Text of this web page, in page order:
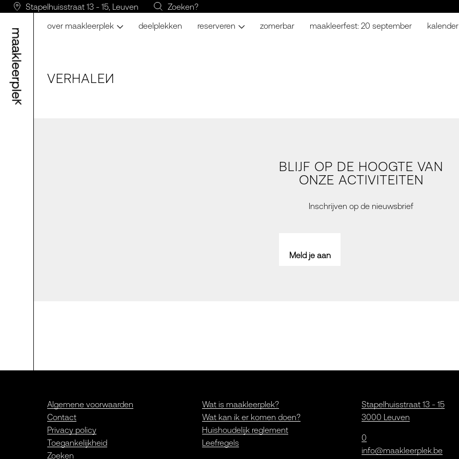
Stapelhuisstraat 13 - 15, Leuven Zoeken?
over maakleerplek deelplekken reserveren zomerbar maakleerfest: 20 september kalender
VERHALEN
BLIJF OP DE HOOGTE VAN
ONZE ACTIVITEITEN
Inschrijven op de nieuwsbrief
Meld je aan
Algemene voorwaarden
Contact
Privacy policy
Toegankelijkheid
Zoeken
Wat is maakleerplek?
Wat kan ik er komen doen?
Huishoudelijk reglement
Leefregels
Stapelhuisstraat 13 - 15
3000 Leuven
0
info@maakleerplek.be